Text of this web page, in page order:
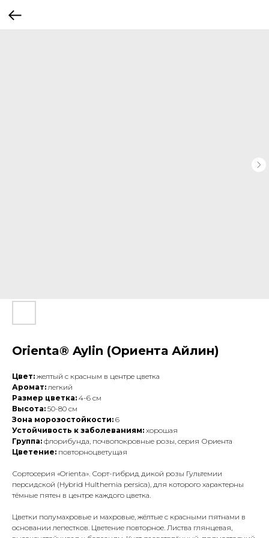
Orienta® Aylin (Ориента Айлин)
Цвет: желтый с красным в центре цветка
Аромат:легкий
Размер цветка: 4-6 см
Высота: 50-80 см
Зона морозостойкости: 6
Устойчивость к заболеваниям: хорошая
Группа: флорибунда, почвопокровные розы, серия Ориента
Цветение: повторноцветущая
Сортосерия «Orienta». Сорт-гибрид дикой розы Гультемии
персидской (Hybrid Hulthemia persica), для которого характерны
тёмные пятен в центре каждого цветка.
Цветки полумахровые и махровые, жёлтые с красными пятнами в
основании лепестков. Цветение повторное. Листва глянцевая,